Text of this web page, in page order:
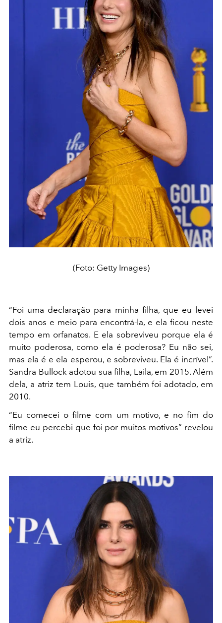
(Foto: Getty Images)
“Foi uma declaração para minha filha, que eu levei
dois anos e meio para encontrá-la, e ela ficou neste
tempo em orfanatos. E ela sobreviveu porque ela é
muito poderosa, como ela é poderosa? Eu não sei,
mas ela é e ela esperou, e sobreviveu. Ela é incrível”.
Sandra Bullock adotou sua filha, Laila, em 2015. Além
dela, a atriz tem Louis, que também foi adotado, em
2010.
“Eu comecei o filme com um motivo, e no fim do
filme eu percebi que foi por muitos motivos” revelou
a atriz.